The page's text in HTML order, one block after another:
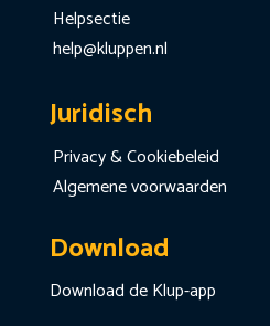
Helpsectie
help@kluppen.nl
Juridisch
Privacy & Cookiebeleid
Algemene voorwaarden
Download
Download de Klup-app